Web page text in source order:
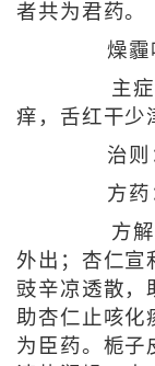
者共为君药。
燥霾
主症
痒，舌红干少
治则
方药
方解
外出；杏仁宣
豉辛凉透散，
助杏仁止咳化
为臣药。栀子